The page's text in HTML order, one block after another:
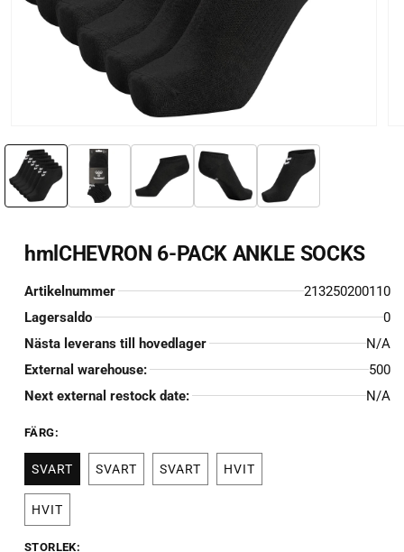
mediet
modalfönster
hmlCHEVRON 6-PACK ANKLE SOCKS
Artikelnummer
213250200110
Lagersaldo
0
Nästa leverans till hovedlager
N/A
External warehouse:
500
Next external restock date:
N/A
FÄRG:
SVART SVART SVART HVIT
HVIT
STORLEK: